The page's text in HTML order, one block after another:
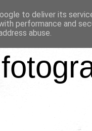
to deliver its
performance and
abuse.